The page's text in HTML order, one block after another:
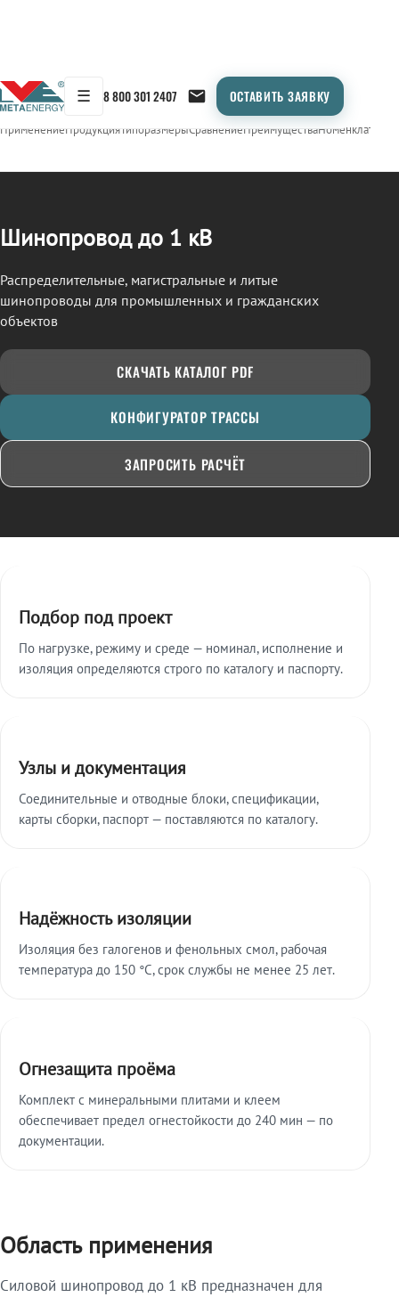
☰ 8 800 301 2407 ОСТАВИТЬ ЗАЯВКУ
← Продукция/ШИНОПРОВОД
ПрименениеПродукцияТипоразмерыСравнениеПреимуществаНоменклатура
Шинопровод до 1 кВ
Распределительные, магистральные и литые
шинопроводы для промышленных и гражданских
объектов
СКАЧАТЬ КАТАЛОГ PDF
КОНФИГУРАТОР ТРАССЫ
ЗАПРОСИТЬ РАСЧЁТ
Подбор под проект
По нагрузке, режиму и среде — номинал, исполнение и
изоляция определяются строго по каталогу и паспорту.
Узлы и документация
Соединительные и отводные блоки, спецификации,
карты сборки, паспорт — поставляются по каталогу.
Надёжность изоляции
Изоляция без галогенов и фенольных смол, рабочая
температура до 150 °C, срок службы не менее 25 лет.
Огнезащита проёма
Комплект с минеральными плитами и клеем
обеспечивает предел огнестойкости до 240 мин — по
документации.
Область применения
Силовой шинопровод до 1 кВ предназначен для